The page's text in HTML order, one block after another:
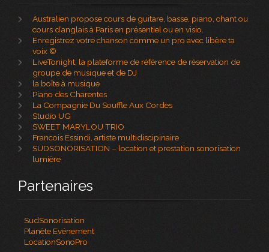
Australien propose cours de guitare, basse, piano, chant ou
cours d’anglais à Paris en présentiel ou en visio.
Enregistrez votre chanson comme un pro avec libère ta
voix ©
LiveTonight, la plateforme de référence de réservation de
groupe de musique et de DJ
la boîte à musique
Piano des Charentes
La Compagnie Du Souffle Aux Cordes
Studio UG
SWEET MARYLOU TRIO
Francois Essindi, artiste multidiscipinaire
SUDSONORISATION – location et prestation sonorisation
lumière
Partenaires
SudSonorisation
Planète Evénement
LocationSonoPro